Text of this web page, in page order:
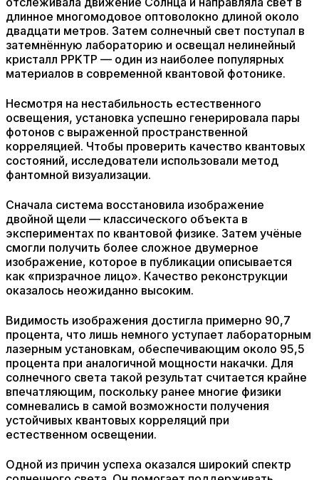
длинное многомодовое оптоволокно длиной около
двадцати метров. Затем солнечный свет поступал в
затемнённую лабораторию и освещал нелинейный
кристалл PPKTP — один из наиболее популярных
материалов в современной квантовой фотонике.
Несмотря на нестабильность естественного
освещения, установка успешно генерировала пары
фотонов с выраженной пространственной
корреляцией. Чтобы проверить качество квантовых
состояний, исследователи использовали метод
фантомной визуализации.
Сначала система восстановила изображение
двойной щели — классического объекта в
экспериментах по квантовой физике. Затем учёные
смогли получить более сложное двумерное
изображение, которое в публикации описывается
как «призрачное лицо». Качество реконструкции
оказалось неожиданно высоким.
Видимость изображения достигла примерно 90,7
процента, что лишь немного уступает лабораторным
лазерным установкам, обеспечивающим около 95,5
процента при аналогичной мощности накачки. Для
солнечного света такой результат считается крайне
впечатляющим, поскольку ранее многие физики
сомневались в самой возможности получения
устойчивых квантовых корреляций при
естественном освещении.
Одной из причин успеха оказался широкий спектр